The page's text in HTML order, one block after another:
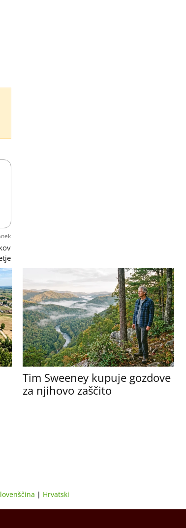
Tim Sweeney kupuje gozdove
za njihovo zaščito
| Hrvatski